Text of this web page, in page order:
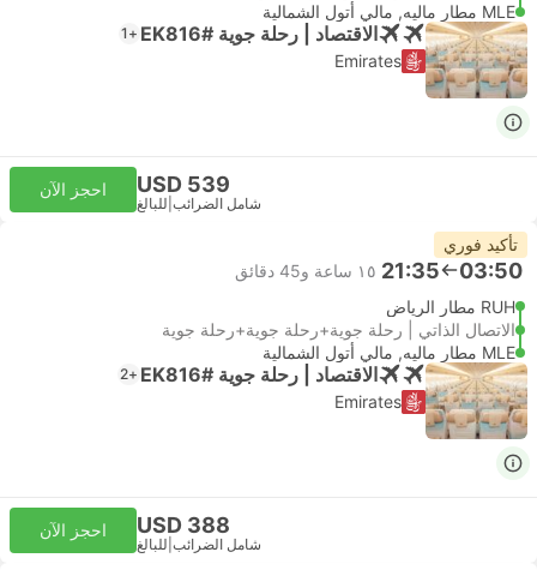
MLE مطار ماليه, مالي أتول الشمالية
الاقتصاد | رحلة جوية #EK816 +1
Emirates
USD 539
شامل الضرائب للبالغ
احجز الآن
تأكيد فوري
03:50
21:35 ١٥ ساعة و‫45 دقائق
RUH مطار الرياض
الاتصال الذاتي | رحلة جوية+رحلة جوية+رحلة جوية
MLE مطار ماليه, مالي أتول الشمالية
الاقتصاد | رحلة جوية #EK816 +2
Emirates
USD 388
شامل الضرائب للبالغ
احجز الآن